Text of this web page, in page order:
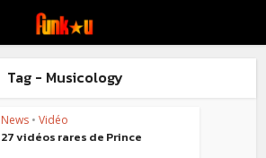
Tag - Musicology
News • Vidéo
27 vidéos rares de Prince